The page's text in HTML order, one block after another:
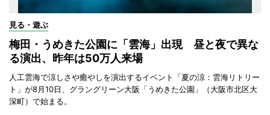
見る・遊ぶ
梅田・うめきた公園に「雲海」出現 昼と夜で異な
る演出、昨年は50万人来場
人工雲海で涼しさや癒やしを演出するイベント「夏の涼：雲海リトリー
ト」が8月10日、グラングリーン大阪「うめきた公園」（大阪市北区大
深町）で始まる。